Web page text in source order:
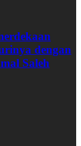
dengan
Saleh